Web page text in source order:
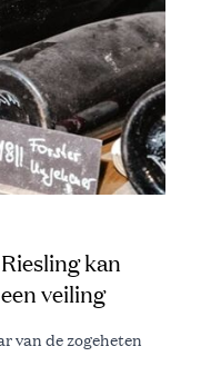
kan
veiling
van de zogeheten